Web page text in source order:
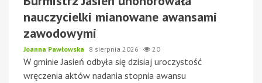
nauczycielki mianowane awansami
zawodowymi
Joanna Pawłowska 8 sierpnia 2026 20
W gminie Jasień odbyła się dzisiaj uroczystość
wręczenia aktów nadania stopnia awansu